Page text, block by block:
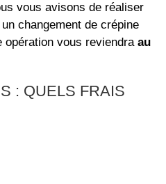
vous avisons de réaliser
changement de crépine
opération vous reviendra au
: QUELS FRAIS